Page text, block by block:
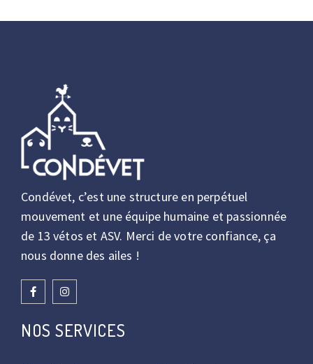
Condévet, c’est une structure en perpétuel
mouvement et une équipe humaine et passionnée
de 13 vétos et ASV. Merci de votre confiance, ça
nous donne des ailes !
NOS SERVICES